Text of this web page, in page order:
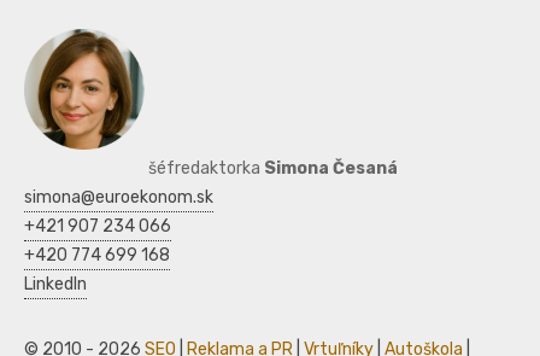
šéfredaktorka Simona Česaná
simona@euroekonom.sk
+421 907 234 066
+420 774 699 168
LinkedIn
© 2010 - 2026 SEO Reklama a PR Vrtuľníky Autoškola